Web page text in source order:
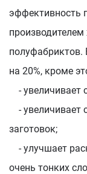
эффективность
полуфабриктов.
на 20%, кроме
- увеличивает
- увеличивает
заготовок;
- улучшает
очень тонких